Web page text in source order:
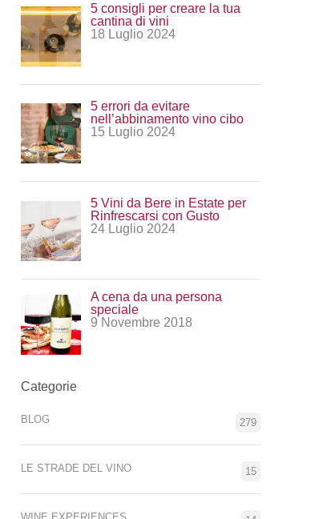
5 consigli per creare la tua
cantina di vini
18 Luglio 2024
5 errori da evitare
nell’abbinamento vino cibo
15 Luglio 2024
5 Vini da Bere in Estate per
Rinfrescarsi con Gusto
24 Luglio 2024
A cena da una persona
speciale
9 Novembre 2018
Categorie
BLOG 279
LE STRADE DEL VINO 15